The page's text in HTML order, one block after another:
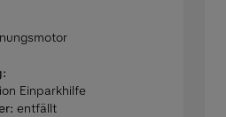
Einparkhilfe
entfällt